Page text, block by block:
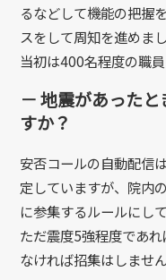
るなどして機能の把握
スをして周知を進めま
当初は400名程度の職
－ 地震があった
すか？
安否コールの自動配信
定していますが、院内
に参集するルールにして
ただ震度5強程度であ
なければ招集はしません